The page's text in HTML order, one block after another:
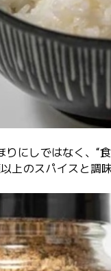
にしではなく、“食
上のスパイスと調